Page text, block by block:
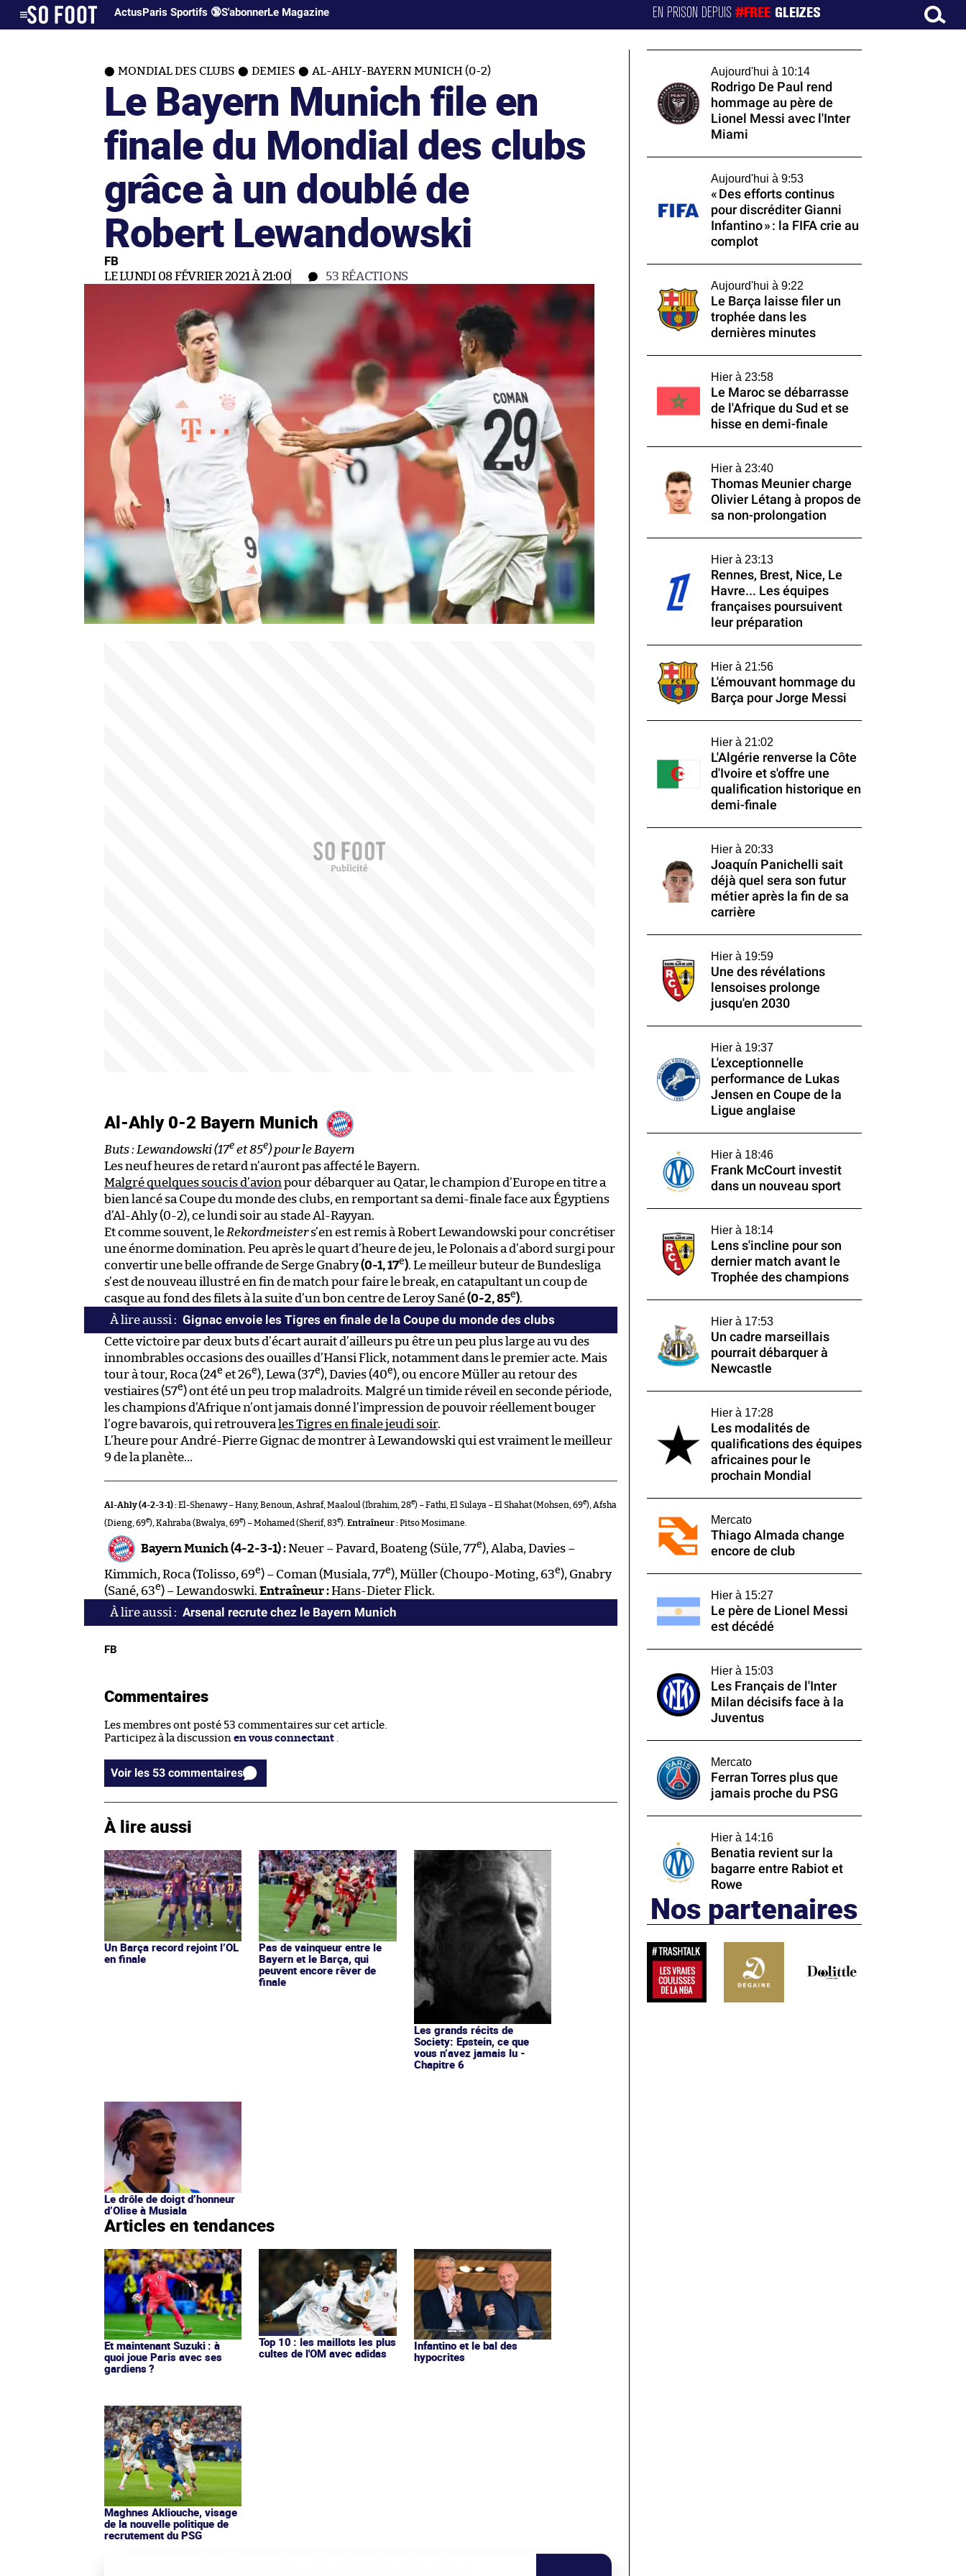
ActusParis Sportifs 🔞S'abonnerLe Magazine EN PRISON DEPUIS#FREE GLEIZES
MONDIAL DES CLUBS DEMIES AL-AHLY-BAYERN MUNICH (0-2)
Le Bayern Munich file en
finale du Mondial des clubs
grâce à un doublé de
Robert Lewandowski
FB
LE LUNDI 08 FÉVRIER 2021 À 21:00 53 RÉACTIONS
Al-Ahly 0-2 Bayern Munich
Buts : Lewandowski (17e et 85e) pour le Bayern
Les neuf heures de retard n’auront pas affecté le Bayern.
Malgré quelques soucis d’avion pour débarquer au Qatar, le champion d’Europe en titre a
bien lancé sa Coupe du monde des clubs, en remportant sa demi-finale face aux Égyptiens
d’Al-Ahly (0-2), ce lundi soir au stade Al-Rayyan.
Et comme souvent, le Rekordmeisters’en est remis à Robert Lewandowski pour concrétiser
une énorme domination. Peu après le quart d’heure de jeu, le Polonais a d’abord surgi pour
convertir une belle offrande de Serge Gnabry(0-1, 17e). Le meilleur buteur de Bundesliga
s’est de nouveau illustré en fin de match pour faire le break, en catapultant un coup de
casque au fond des filets à la suite d’un bon centre de Leroy Sané(0-2, 85e).
Gignac envoie les Tigres en finale de la Coupe du monde des clubs
Cette victoire par deux buts d’écart aurait d’ailleurs pu être un peu plus large au vu des
innombrables occasions des ouailles d’Hansi Flick, notamment dans le premier acte. Mais
tour à tour, Roca (24e et 26e), Lewa (37e), Davies (40e), ou encore Müller au retour des
vestiaires (57e) ont été un peu trop maladroits. Malgré un timide réveil en seconde période,
les champions d’Afrique n’ont jamais donné l’impression de pouvoir réellement bouger
l’ogre bavarois, qui retrouvera les Tigres en finale jeudi soir.
L’heure pour André-Pierre Gignac de montrer à Lewandowski qui est vraiment le meilleur
9 de la planète…
Al-Ahly (4-2-3-1) :El-Shenawy – Hany, Benoun, Ashraf, Maaloul (Ibrahim, 28e) – Fathi, El Sulaya – El Shahat (Mohsen, 69e), Afsha
(Dieng, 69e), Kahraba (Bwalya, 69e) – Mohamed (Sherif, 83e). Entraîneur :Pitso Mosimane.
Bayern Munich (4-2-3-1) :Neuer – Pavard, Boateng (Süle, 77e), Alaba, Davies –
Kimmich, Roca (Tolisso, 69e) – Coman (Musiala, 77e), Müller (Choupo-Moting, 63e), Gnabry
(Sané, 63e) – Lewandoswki. Entraîneur :Hans-Dieter Flick.
Arsenal recrute chez le Bayern Munich
FB
Commentaires
Les membres ont posté 53 commentaires sur cet article.
Participez à la discussion en vous connectant
Voir les 53 commentaires
À lire aussi
Un Barça record rejoint l’OL
en finale
Pas de vainqueur entre le
Bayern et le Barça, qui
peuvent encore rêver de
finale
Les grands récits de
Society: Epstein, ce que
vous n’avez jamais lu -
Chapitre 6
Le drôle de doigt d’honneur
d’Olise à Musiala
Articles en tendances
Et maintenant Suzuki : à
quoi joue Paris avec ses
gardiens ?
Top 10 : les maillots les plus
cultes de l'OM avec adidas
Infantino et le bal des
hypocrites
Maghnes Akliouche, visage
de la nouvelle politique de
recrutement du PSG
Aujourd'hui à 10:14
Rodrigo De Paul rend
hommage au père de
Lionel Messi avec l'Inter
Miami
Aujourd'hui à 9:53
« Des efforts continus
pour discréditer Gianni
Infantino » : la FIFA crie au
complot
Aujourd'hui à 9:22
Le Barça laisse filer un
trophée dans les
dernières minutes
Hier à 23:58
Le Maroc se débarrasse
de l'Afrique du Sud et se
hisse en demi-finale
Hier à 23:40
Thomas Meunier charge
Olivier Létang à propos de
sa non-prolongation
Hier à 23:13
Rennes, Brest, Nice, Le
Havre... Les équipes
françaises poursuivent
leur préparation
Hier à 21:56
L'émouvant hommage du
Barça pour Jorge Messi
Hier à 21:02
L'Algérie renverse la Côte
d'Ivoire et s'offre une
qualification historique en
demi-finale
Hier à 20:33
Joaquín Panichelli sait
déjà quel sera son futur
métier après la fin de sa
carrière
Hier à 19:59
Une des révélations
lensoises prolonge
jusqu'en 2030
Hier à 19:37
L'exceptionnelle
performance de Lukas
Jensen en Coupe de la
Ligue anglaise
Hier à 18:46
Frank McCourt investit
dans un nouveau sport
Hier à 18:14
Lens s'incline pour son
dernier match avant le
Trophée des champions
Hier à 17:53
Un cadre marseillais
pourrait débarquer à
Newcastle
Hier à 17:28
Les modalités de
qualifications des équipes
africaines pour le
prochain Mondial
Mercato
Thiago Almada change
encore de club
Hier à 15:27
Le père de Lionel Messi
est décédé
Hier à 15:03
Les Français de l'Inter
Milan décisifs face à la
Juventus
Mercato
Ferran Torres plus que
jamais proche du PSG
Hier à 14:16
Benatia revient sur la
bagarre entre Rabiot et
Rowe
Nos partenaires